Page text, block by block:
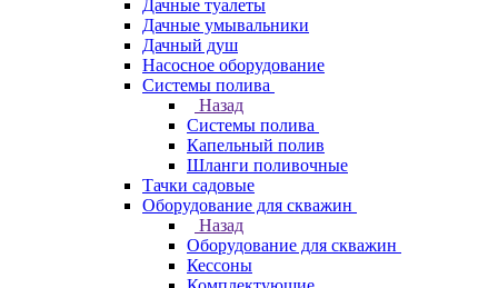
Дачные туалеты
Дачные умывальники
Дачный душ
Насосное оборудование
Системы полива
Назад
Системы полива
Капельный полив
Шланги поливочные
Тачки садовые
Оборудование для скважин
Назад
Оборудование для скважин
Кессоны